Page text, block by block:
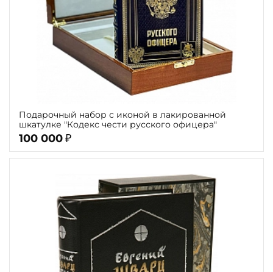
Подарочный набор с иконой в лакированной
шкатулке "Кодекс чести русского офицера"
100 000 ₽